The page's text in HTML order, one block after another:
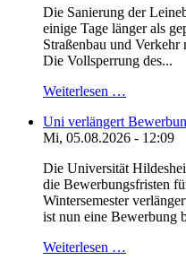
Die Sanierung der
einige Tage länger als
Straßenbau und
Die Vollsperrung des...
Weiterlesen …
Uni verlängert
Mi, 05.08.2026 - 12:09
Die Universität
die Bewerbungsfristen
Wintersemester
ist nun eine Bewerbung
Weiterlesen …